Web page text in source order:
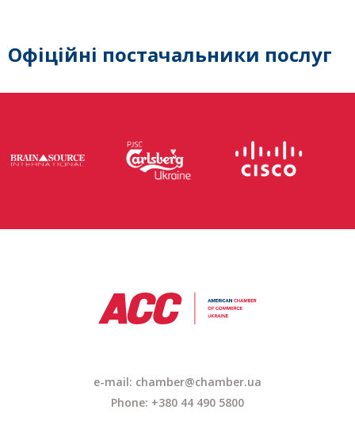
Офіційні постачальники послуг
e-mail: chamber@chamber.ua
Phone: +380 44 490 5800